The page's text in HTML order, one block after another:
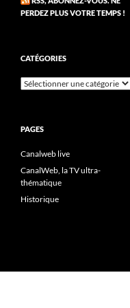
PERDEZ PLUS VOTRE TEMPS !
CATÉGORIES
Catégories
PAGES
Canalweb live
CanalWeb, la TV ultra-
thématique
Historique